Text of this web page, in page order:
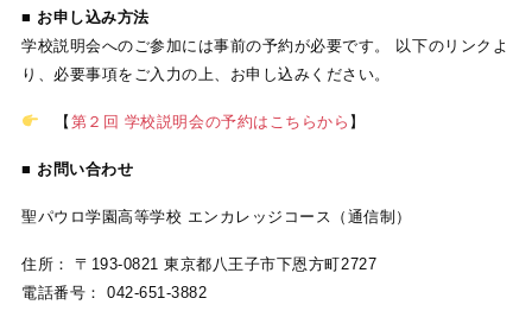
■ お申し込み方法
学校説明会へのご参加には事前の予約が必要です。 以下のリンクよ
り、必要事項をご入力の上、お申し込みください。
【 第２回 学校説明会の予約はこちらから 】
■ お問い合わせ
聖パウロ学園高等学校 エンカレッジコース（通信制）
住所： 〒193-0821 東京都八王子市下恩方町2727
電話番号： 042-651-3882